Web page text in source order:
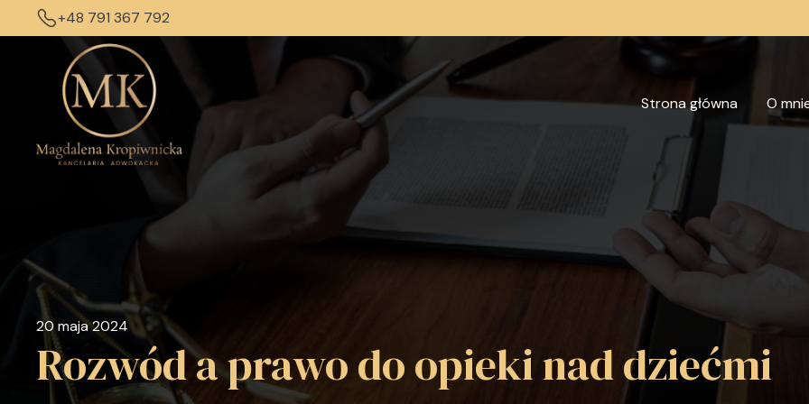
+48 791 367 792
Strona główna O
20 maja 2024
Rozwód a prawo do opieki nad dziećmi